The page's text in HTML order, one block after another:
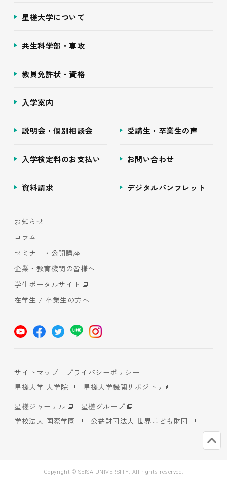
星槎大学について
共生科学部・専攻
教員免許状・資格
入学案内
説明会・個別相談会 受講生・卒業生の声
入学検定料のお支払い お問い合わせ
資料請求 デジタルパンフレット
お知らせ
コラム
セミナー・公開講座
企業・教育機関の皆様へ
学生ポータルサイト
在学生 / 卒業生の方へ
サイトマップ
プライバシーポリシー
星槎大学 大学院
星槎大学機関リポジトリ
星槎ジャーナル
星槎グループ
学校法人 国際学園
公益財団法人 世界こども財団
Copyright © SEISA UNIVERSITY. All rights reserved.